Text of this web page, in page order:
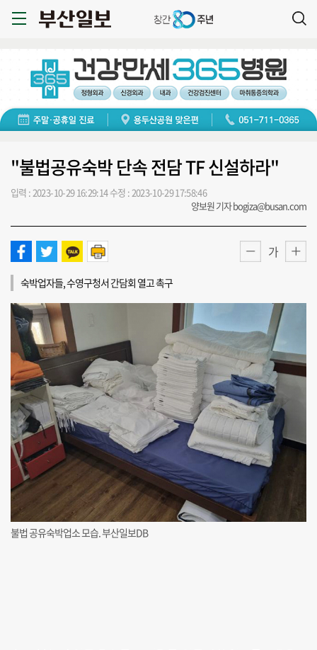
"불법공유숙박 단속 전담 TF 신설하라"
입력 : 2023-10-29 16:29:14수정 : 2023-10-29 17:58:46
양보원 기자 bogiza@busan.com
가
숙박업자들, 수영구청서 간담회 열고 촉구
불법 공유숙박업소 모습. 부산일보DB